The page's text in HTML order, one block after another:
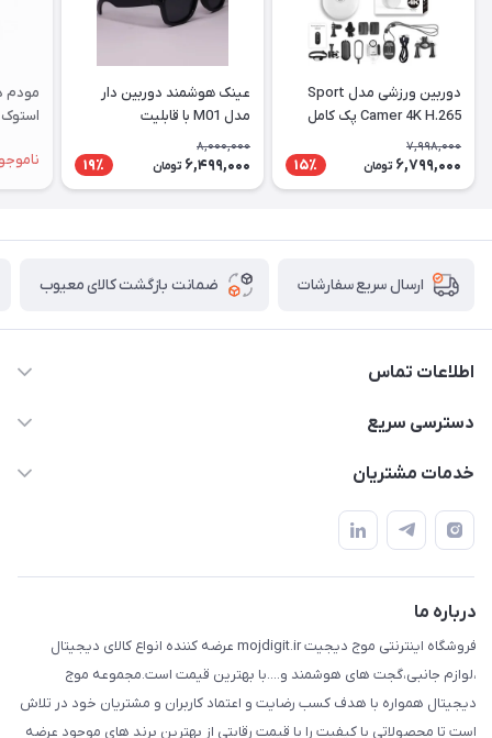
دوربین ورزشی مدل Sport
Camer 4K H.265 پک کامل
7,998,000
6,799,000 تومان 15٪
عینک هوشمند دوربین دار
مدل M01 با قابلیت
فیلم‌برداری ۴K
8,000,000
6,499,000 تومان 19٪
ارسال سریع سفارشات ضمانت بازگشت کالای معیوب
اطلاعات تماس
واتساپ و تماس 09910568493
دسترسی سریع
حساب کاربری
درباره ما
تماس با ما
خدمات مشتریان
قوانین و مقررات
حریم خصوصی
درباره ما
فروشگاه اینترنتی موج دیجیت mojdigit.ir عرضه کننده انواع کالای دیجیتال
،لوازم جانبی،گجت های هوشمند و....با بهترین قیمت است.مجموعه موج
دیجیتال همواره با هدف کسب رضایت و اعتماد کاربران و مشتریان خود در تلاش
است تا محصولاتی با کیفیت را با قیمت رقابتی از بهترین برند های موجود عرضه